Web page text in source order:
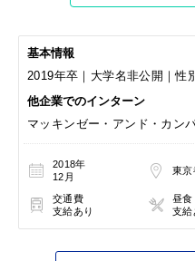
基本情報
2019年卒｜大学名非公開｜性
他企業でのインターン
マッキンゼー・アンド・カン
2018年
12月
東京
交通費
支給あり
昼食
支給